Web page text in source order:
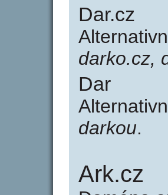
Dar.cz
darko.cz,
Dar
darkou.
Ark.cz